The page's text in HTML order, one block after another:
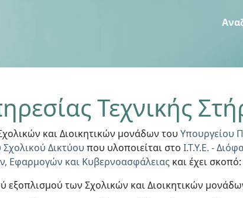
Τεχνικής
και Διοικητικών μονάδων του Υπουργείου
Δικτύου που υλοποιείται στο Ι.Τ.Υ.Ε. -
Εφαρμογών και Κυβερνοασφάλειας και έχει σκοπό:
των Σχολικών και Διοικητικών